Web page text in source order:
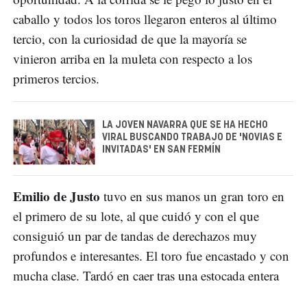
caballo y todos los toros llegaron enteros al último
tercio, con la curiosidad de que la mayoría se
vinieron arriba en la muleta con respecto a los
primeros tercios.
LA JOVEN NAVARRA QUE SE HA HECHO
VIRAL BUSCANDO TRABAJO DE 'NOVIAS E
INVITADAS' EN SAN FERMÍN
Emilio de Justo tuvo en sus manos un gran toro en
el primero de su lote, al que cuidó y con el que
consiguió un par de tandas de derechazos muy
profundos e interesantes. El toro fue encastado y con
mucha clase. Tardó en caer tras una estocada entera